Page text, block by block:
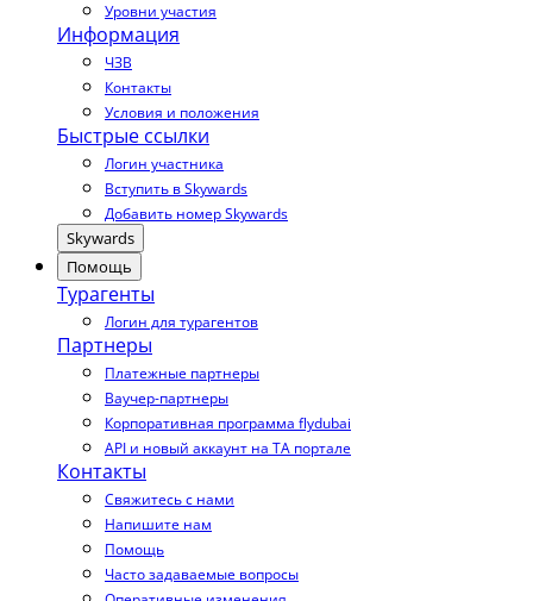
Уровни участия
Информация
ЧЗВ
Контакты
Условия и положения
Быстрые ссылки
Логин участника
Вступить в Skywards
Добавить номер Skywards
Skywards
Помощь
Турагенты
Логин для турагентов
Партнеры
Платежные партнеры
Ваучер-партнеры
Корпоративная программа flydubai
API и новый аккаунт на TA портале
Контакты
Свяжитесь с нами
Напишите нам
Помощь
Часто задаваемые вопросы